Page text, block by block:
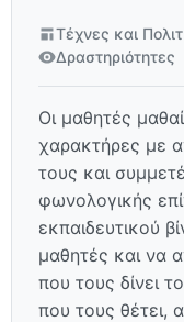
Τέχνες και
Δραστηριότητες
Οι μαθητές
χαρακτήρες με
τους και
φωνολογικής
εκπαιδευτικού
μαθητές και να
που τους δίνει
που τους θέτει,